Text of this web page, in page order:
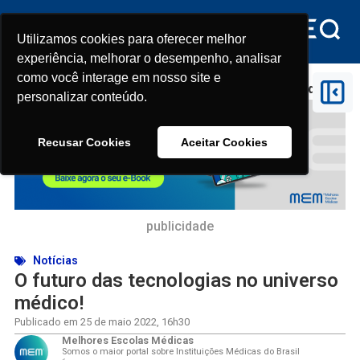
Utilizamos cookies para oferecer melhor
experiência, melhorar o desempenho, analisar
como você interage em nosso site e
personalizar conteúdo.
Recusar Cookies Aceitar Cookies
Utilizamos cookies para oferecer melhor
experiência, melhorar o desempenho, analisar
como você interage em nosso site e
personalizar conteúdo.
Recusar Cookies Aceitar Cookies
O futuro das tecnologias no universo médico!
publicidade
Notícias
O futuro das tecnologias no universo
médico!
Publicado em 25 de maio 2022, 16h30
Melhores Escolas Médicas
Somos o maior portal sobre Instituições Médicas do Brasil